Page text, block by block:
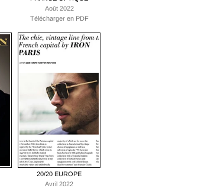
Août 2022
Télécharger en PDF
20/20 EUROPE
Avril 2022